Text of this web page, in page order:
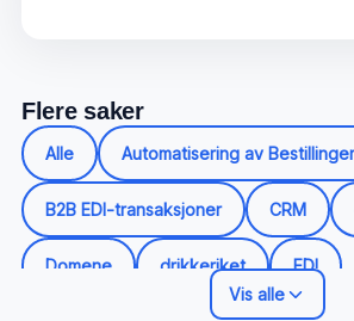
Flere saker
Alle Automatisering av
B2B EDI-transaksjoner CRM
Domene drikkeriket EDI
Vis alle